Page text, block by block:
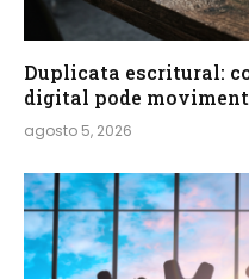
Duplicata escritural:
digital pode
agosto 5, 2026